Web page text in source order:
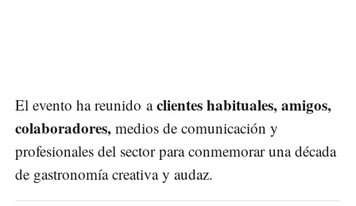
El evento ha reunido aclientes habituales, amigos,
colaboradores, medios de comunicación y
profesionales del sector para conmemorar una década
de gastronomía creativa y audaz.